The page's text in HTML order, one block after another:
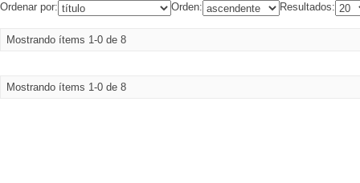
Ordenar por: Orden: Resultados:
Mostrando ítems 1-0 de 8
Mostrando ítems 1-0 de 8